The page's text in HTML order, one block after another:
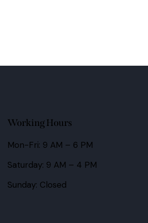
Working Hours
Mon-Fri: 9 AM – 6 PM
Saturday: 9 AM – 4 PM
Sunday: Closed